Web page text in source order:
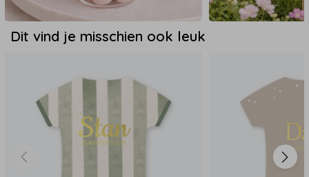
Dit vind je misschien ook leuk